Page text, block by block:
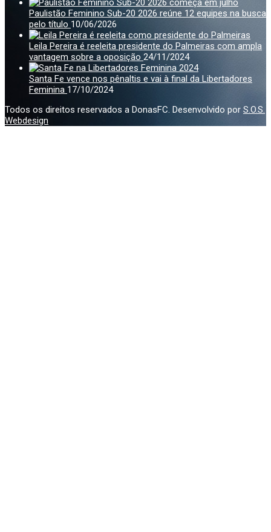
Paulistão Feminino Sub-20 2026 reúne 12 equipes na busca
pelo título 10/06/2026
Leila Pereira é reeleita presidente do Palmeiras com ampla
vantagem sobre a oposição 24/11/2024
Santa Fe vence nos pênaltis e vai à final da Libertadores
Feminina 17/10/2024
Todos os direitos reservados a DonasFC. Desenvolvido por S.O.S.
Webdesign